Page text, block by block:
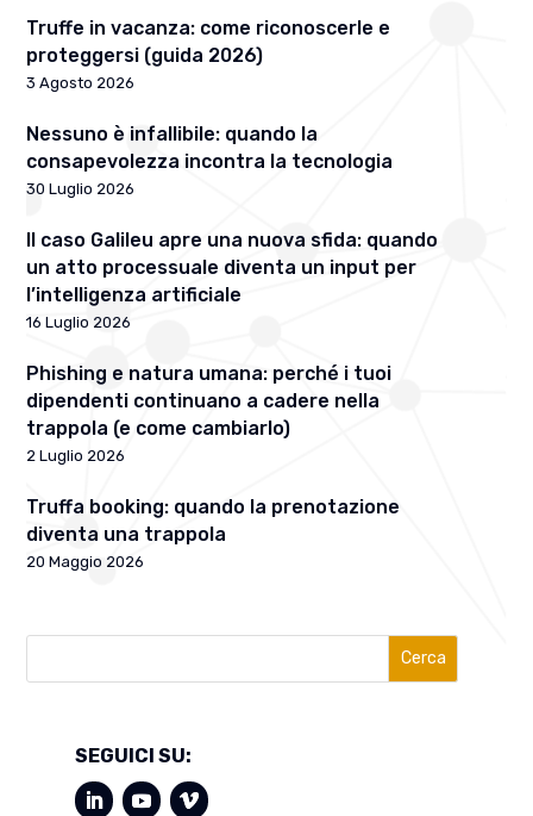
Truffe in vacanza: come riconoscerle e
proteggersi (guida 2026)
3 Agosto 2026
Nessuno è infallibile: quando la
consapevolezza incontra la tecnologia
30 Luglio 2026
Il caso Galileu apre una nuova sfida: quando
un atto processuale diventa un input per
l’intelligenza artificiale
16 Luglio 2026
Phishing e natura umana: perché i tuoi
dipendenti continuano a cadere nella
trappola (e come cambiarlo)
2 Luglio 2026
Truffa booking: quando la prenotazione
diventa una trappola
20 Maggio 2026
Cerca
SEGUICI SU: